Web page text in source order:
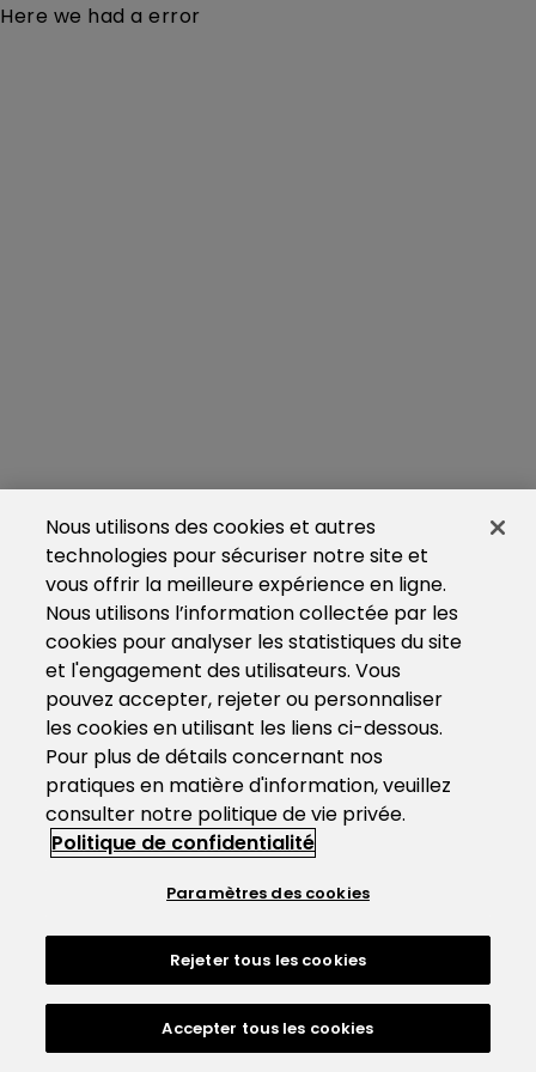
Here we had a error
Nous utilisons des cookies et autres
technologies pour sécuriser notre site et
vous offrir la meilleure expérience en ligne.
Nous utilisons l’information collectée par les
cookies pour analyser les statistiques du site
et l'engagement des utilisateurs. Vous
pouvez accepter, rejeter ou personnaliser
les cookies en utilisant les liens ci-dessous.
Pour plus de détails concernant nos
pratiques en matière d'information, veuillez
consulter notre politique de vie privée.
Politique de confidentialité
Paramètres des cookies
Rejeter tous les cookies
Accepter tous les cookies